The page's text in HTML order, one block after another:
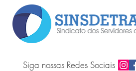
Siga nossas Redes Sociais